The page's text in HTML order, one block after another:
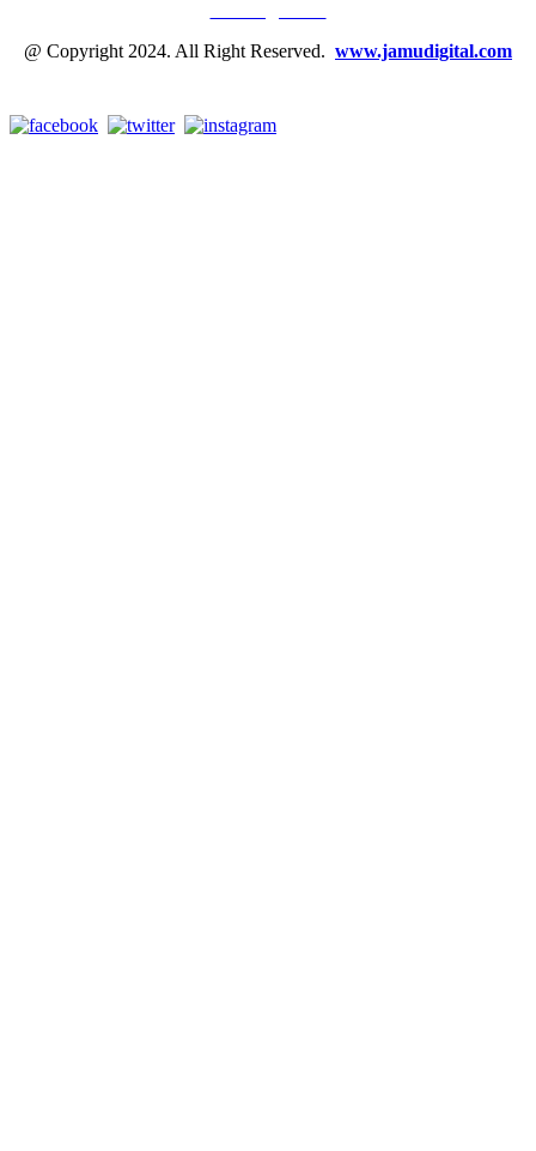
@ Copyright 2024. All Right Reserved. www.jamudigital.com